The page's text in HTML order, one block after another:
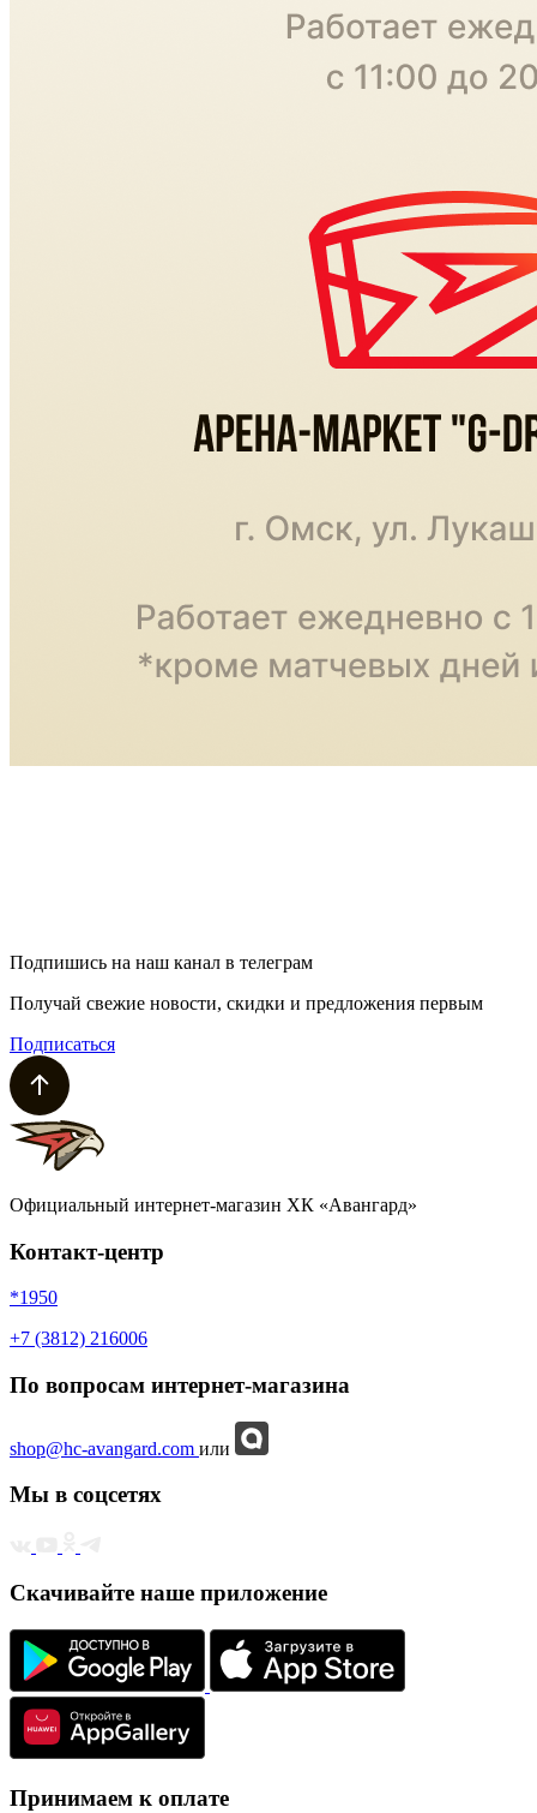
Подпишись на наш канал в телеграм
Получай свежие новости, скидки и предложения первым
Подписаться
Официальный интернет-магазин ХК «Авангард»
Контакт-центр
*1950
+7 (3812) 216006
По вопросам интернет-магазина
shop@hc-avangard.com или
Мы в соцсетях
Скачивайте наше приложение
Принимаем к оплате